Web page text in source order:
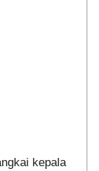
kepala